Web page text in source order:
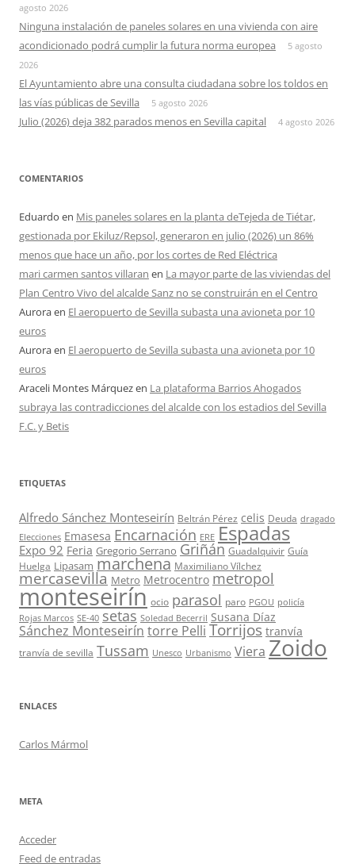
agosto 2026
Ninguna instalación de paneles solares en una vivienda con aire
acondicionado podrá cumplir la futura norma europea
5 agosto
2026
El Ayuntamiento abre una consulta ciudadana sobre los toldos en
las vías públicas de Sevilla
5 agosto 2026
Julio (2026) deja 382 parados menos en Sevilla capital 4 agosto 2026
COMENTARIOS
Eduardo en Mis paneles solares en la planta deTejeda de Tiétar,
gestionada por Ekiluz/Repsol, generaron en julio (2026) un 86%
menos que hace un año, por los cortes de Red Eléctrica
mari carmen santos villaran en La mayor parte de las viviendas del
Plan Centro Vivo del alcalde Sanz no se construirán en el Centro
Auroraen El aeropuerto de Sevilla subasta una avioneta por 10
euros
Auroraen El aeropuerto de Sevilla subasta una avioneta por 10
euros
Araceli Montes Márquezen La plataforma Barrios Ahogados
subraya las contradicciones del alcalde con los estadios del Sevilla
F.C. y Betis
ETIQUETAS
Alfredo Sánchez Monteseirín Beltrán Pérez celis Deuda dragado
Elecciones Emasesa Encarnación ERE Espadas
Expo 92 Feria Gregorio Serrano Griñán Guadalquivir Guía
Huelga Lipasam marchena Maximiliano Vílchez
mercasevilla Metro Metrocentro metropol
monteseirín ocio parasol paro PGOU policía
Rojas Marcos SE-40 setas Soledad Becerril Susana Díaz
Sánchez Monteseirín torre Pelli Torrijos tranvía
tranvía de sevilla Tussam Unesco Urbanismo Viera Zoido
ENLACES
Carlos Mármol
META
Acceder
Feed de entradas